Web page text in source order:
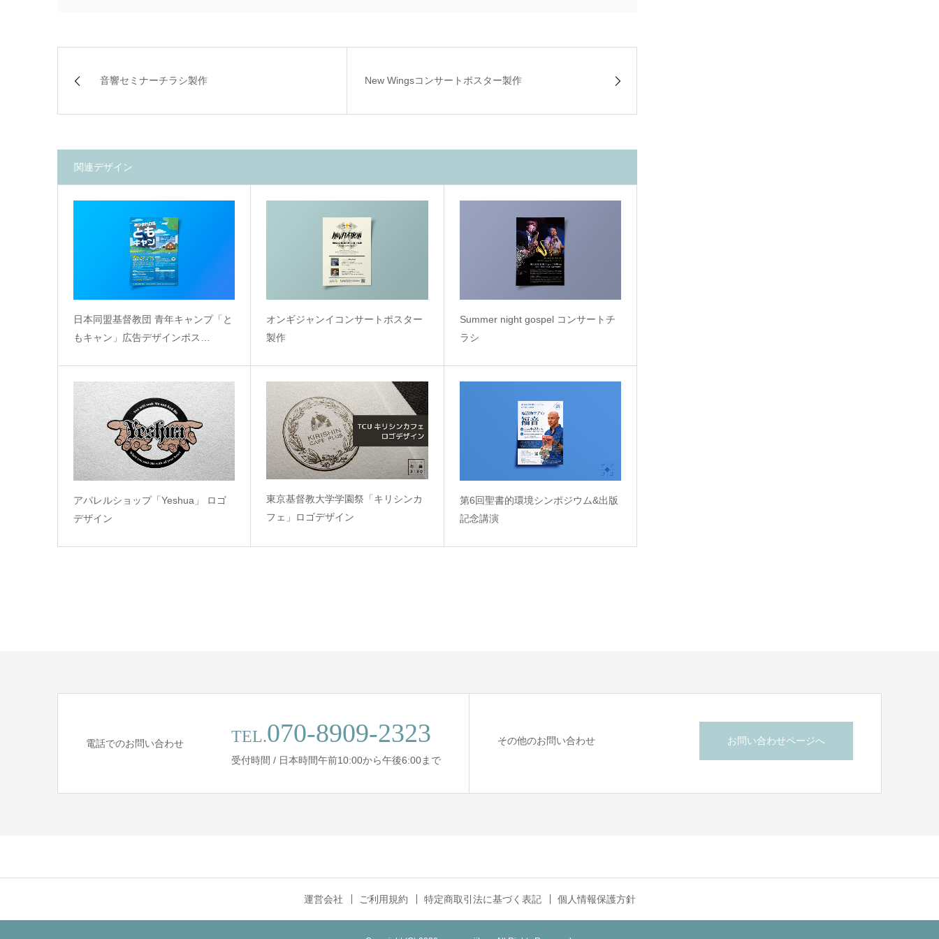
音響セミナーチラシ製作 New Wingsコンサートポスター製作
関連デザイン
日本同盟基督教団 青年キャンプ「と
もキャン」広告デザインポス…
オンギジャンイコンサートポスター
製作
Summer night gospel コンサートチ
ラシ
アパレルショップ「Yeshua」 ロゴ
デザイン
東京基督教大学学園祭「キリシンカ
フェ」ロゴデザイン
第6回聖書的環境シンポジウム&出版
記念講演
電話でのお問い合わせ TEL.070-8909-2323
受付時間 / 日本時間午前10:00から午後6:00まで
その他のお問い合わせ お問い合わせページへ
運営会社 ご利用規約 特定商取引法に基づく表記 個人情報保護方針